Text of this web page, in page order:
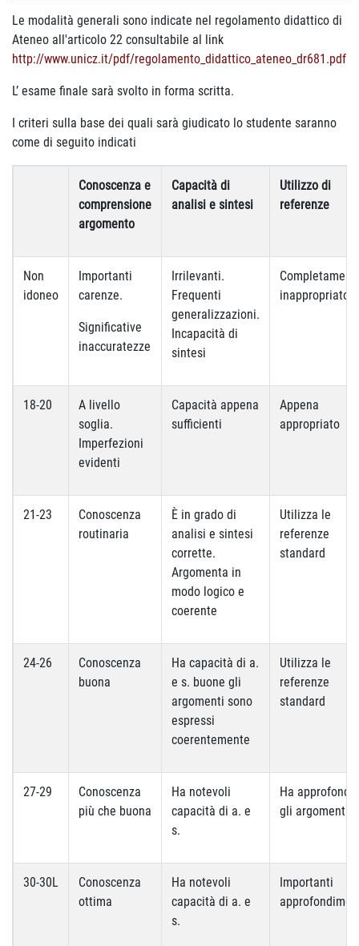
Le modalità generali sono indicate nel regolamento didattico di
Ateneo all'articolo 22 consultabile al link
http://www.unicz.it/pdf/regolamento_didattico_ateneo_dr681.pdf
L’ esame finale sarà svolto in forma scritta.
I criteri sulla base dei quali sarà giudicato lo studente saranno
come di seguito indicati
Conoscenza e
comprensione
argomento
Capacità di
analisi e sintesi
Utilizzo di
referenze
Non
idoneo
Importanti
carenze.
Significative
inaccuratezze
Irrilevanti.
Frequenti
generalizzazioni.
Incapacità di
sintesi
inappropriato
18-20
A livello
soglia.
Imperfezioni
evidenti
Capacità appena
sufficienti
Appena
appropriato
21-23
Conoscenza
routinaria
È in grado di
analisi e sintesi
corrette.
Argomenta in
modo logico e
coerente
Utilizza le
referenze
standard
24-26
Conoscenza
buona
Ha capacità di a.
e s. buone gli
argomenti sono
espressi
coerentemente
Utilizza le
referenze
standard
27-29
Conoscenza
più che buona
Ha notevoli
capacità di a. e
s.
Ha
gli argomenti
30-30L
Conoscenza
ottima
Ha notevoli
capacità di a. e
s.
Importanti